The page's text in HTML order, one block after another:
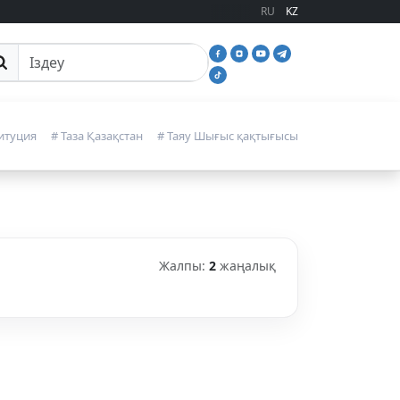
RU KZ
іздеу
# Таза Қазақстан # Таяу Шығыс қақтығысы
Жалпы: 2 жаңалық